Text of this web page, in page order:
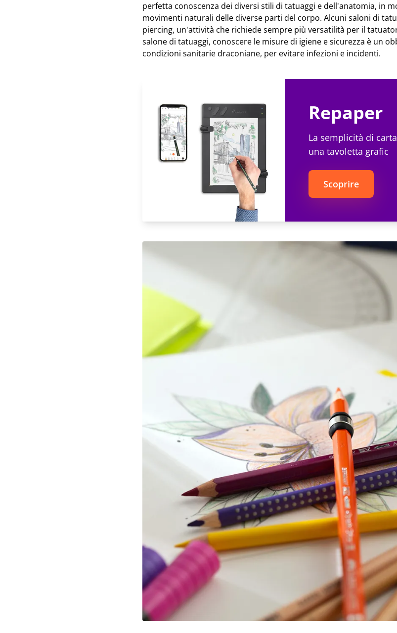
perfetta conoscenza dei diversi stili di tatuaggi e dell'anatomia, in
movimenti naturali delle diverse parti del corpo. Alcuni saloni di
piercing, un'attività che richiede sempre più versatilità per il
salone di tatuaggi, conoscere le misure di igiene e sicurezza è un
condizioni sanitarie draconiane, per evitare infezioni e incidenti.
Repaper
La semplicità di
una tavoletta grafic
Scoprire